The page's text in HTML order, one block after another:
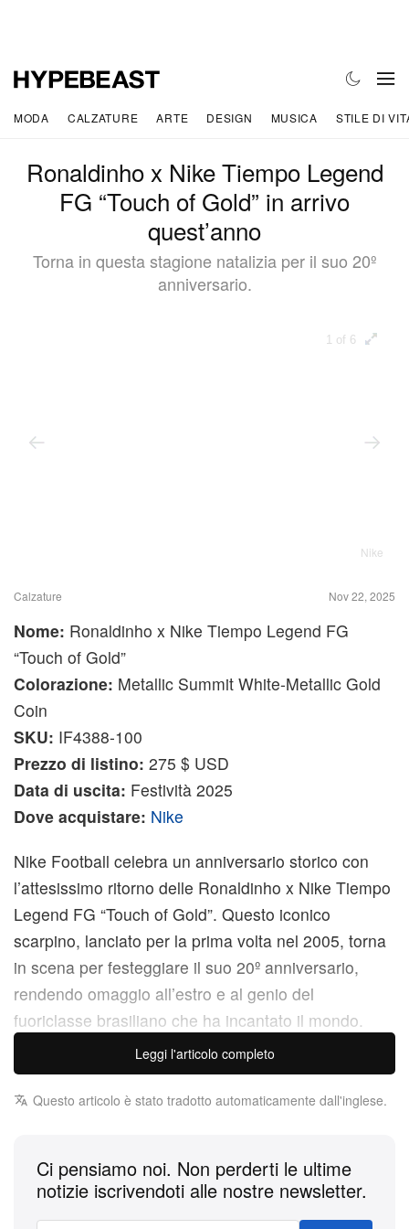
MODA CALZATURE ARTE DESIGN MUSICA STILE DI
Ronaldinho x Nike Tiempo Legend
FG “Touch of Gold” in arrivo
quest’anno
Torna in questa stagione natalizia per il suo 20º
anniversario.
1 of 6
Nike
Calzature Nov 22, 2025
Nome: Ronaldinho x Nike Tiempo Legend FG
“Touch of Gold”
Colorazione: Metallic Summit White-Metallic Gold
Coin
SKU: IF4388-100
Prezzo di listino: 275 $ USD
Data di uscita: Festività 2025
Dove acquistare: Nike
Nike Football celebra un anniversario storico con
l’attesissimo ritorno delle Ronaldinho x Nike Tiempo
Legend FG “Touch of Gold”. Questo iconico
scarpino, lanciato per la prima volta nel 2005, torna
in scena per festeggiare il suo 20º anniversario,
rendendo omaggio all’estro e al genio del
fuoriclasse brasiliano che ha incantato il mondo.
La prima “Touch of Gold” è diventata in poco tempo
un simbolo di classe tecnica assoluta. La versione
tocco di palla fuori dal comune. Il dettaglio distintivo
è l’accento in oro metallico cangiante che avvolge lo
Swoosh e il branding, un chiaro omaggio al FIFA
Leggi l'articolo completo
Questo articolo è stato tradotto automaticamente dall'inglese.
Ci pensiamo noi. Non perderti le ultime
notizie iscrivendoti alle nostre newsletter.